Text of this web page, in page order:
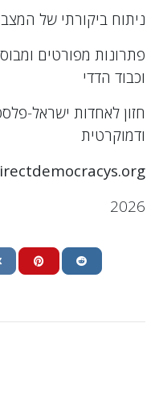
ניתוח ביקורתי של
פתרונות מפורטים
וכבוד הדדי
חזון לאחדות ישראל-
ודמוקרטית
2026